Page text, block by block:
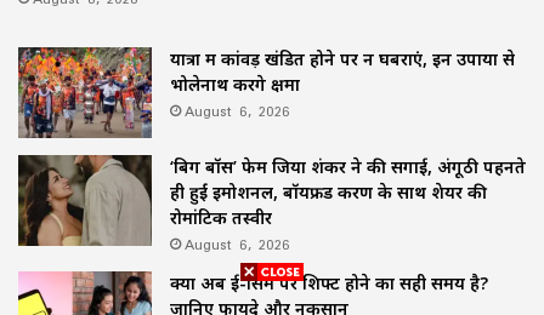
यात्रा में कांवड़ खंडित होने पर न घबराएं, इन उपायों से
भोलेनाथ करेंगे क्षमा
August 6, 2026
‘बिग बॉस’ फेम जिया शंकर ने की सगाई, अंगूठी पहनते
ही हुईं इमोशनल, बॉयफ्रेंड करण के साथ शेयर की
रोमांटिक तस्वीरें
August 6, 2026
क्या अब ई-सिम पर शिफ्ट होने का सही समय है?
जानिए फायदे और नुकसान